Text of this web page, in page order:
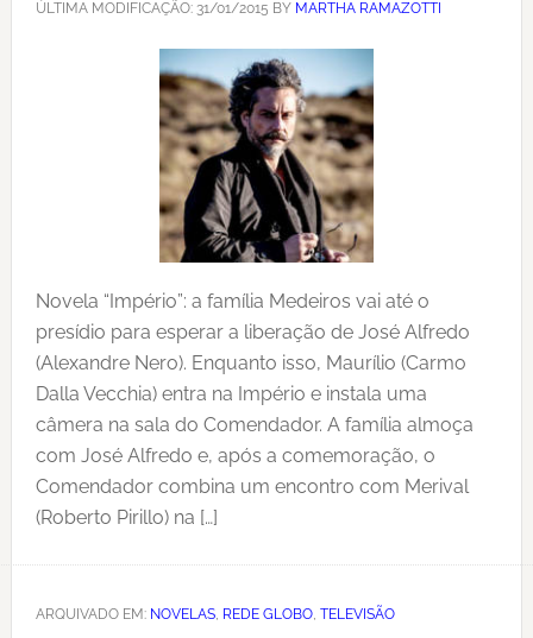
ÚLTIMA MODIFICAÇÃO: 31/01/2015 BY MARTHA RAMAZOTTI
Novela “Império”: a família Medeiros vai até o
presídio para esperar a liberação de José Alfredo
(Alexandre Nero). Enquanto isso, Maurílio (Carmo
Dalla Vecchia) entra na Império e instala uma
câmera na sala do Comendador. A família almoça
com José Alfredo e, após a comemoração, o
Comendador combina um encontro com Merival
(Roberto Pirillo) na […]
ARQUIVADO EM: NOVELAS, REDE GLOBO, TELEVISÃO